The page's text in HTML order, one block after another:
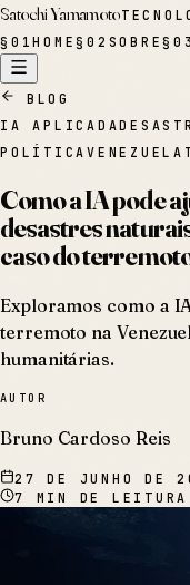
Satochi Yamamoto
§ 01HOME§02 SOBRE§03
BLOG
IA APLICADA
POLÍTICAVENEZUELA
Como a IA pode
desastres
caso do
Exploramos como a
terremoto na
humanitárias.
AUTOR
Bruno Cardoso Reis
27 DE JUNHO DE
7
MIN DE LEITURA